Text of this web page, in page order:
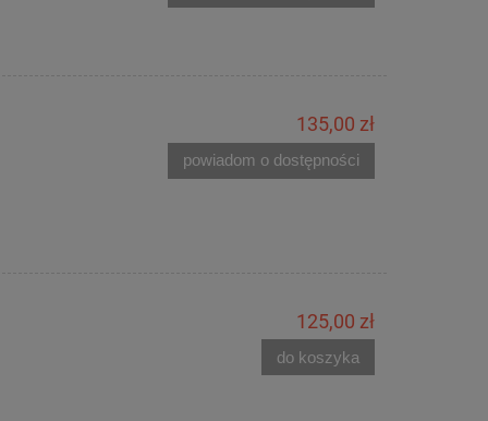
135,00 zł
powiadom o dostępności
125,00 zł
do koszyka